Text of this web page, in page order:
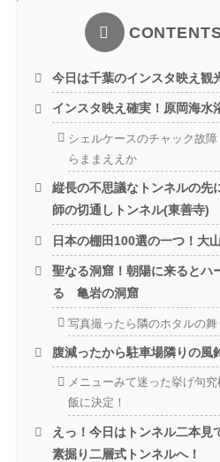
今日は千葉のインスタ映え観
インスタ映え確実！原岡海水
シェルケースのチャック故
らままええか
縦長の不思議なトンネルの先
師の切通しトンネル(東善寺)
日本の棚田100選の一つ！大
聖なる洞窟！朝陽に来るとハ
る 亀岩の洞窟
写真撮ったら隣のホタルの舞
腹減ったから駐車場隣りの風
メニューみて迷った挙げ句
飯に決定！
えっ！今日はトンネル二本見
素掘り二層式トンネルへ！